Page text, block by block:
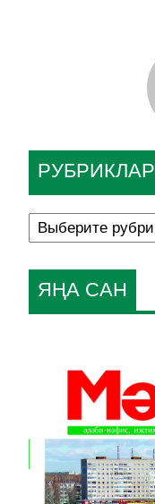
РУБРИКЛАР
ЯҢА САН